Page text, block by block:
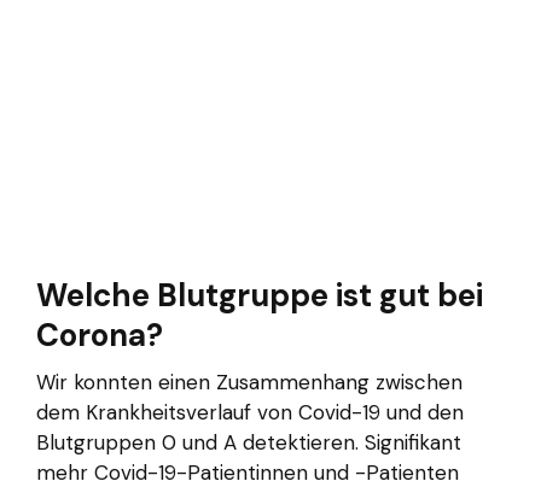
Welche Blutgruppe ist gut bei
Corona?
Wir konnten einen Zusammenhang zwischen
dem Krankheitsverlauf von Covid-19 und den
Blutgruppen 0 und A detektieren. Signifikant
mehr Covid-19-Patientinnen und -Patienten